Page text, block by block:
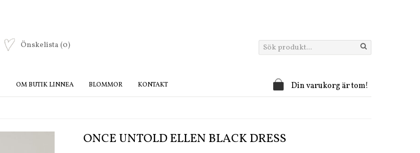
Önskelista (0)
OM BUTIK LINNEA BLOMMOR KONTAKT Din varukorg är tom!
ONCE UNTOLD ELLEN BLACK DRESS